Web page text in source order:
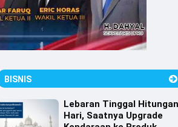
BISNIS
Lebaran Tinggal Hitungan
Hari, Saatnya Upgrade